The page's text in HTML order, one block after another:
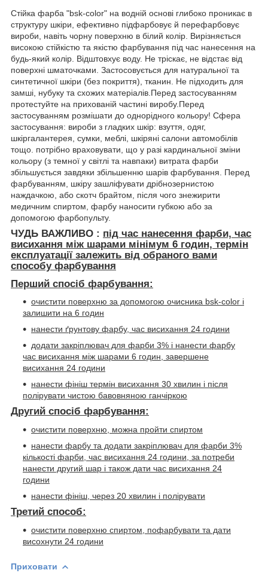
Стійка фарба "bsk-color" на водній основі глибоко проникає в
структуру шкіри, ефективно підфарбовує й перефарбовує
вироби, навіть чорну поверхню в білий колір. Вирізняється
високою стійкістю та якістю фарбування під час нанесення на
будь-який колір. Відштовхує воду. Не тріскає, не відстає від
поверхні шматочками. Застосовується для натуральної та
синтетичної шкіри (без покриття), тканин. Не підходить для
замші, нубуку та схожих матеріалів.Перед застосуванням
протестуйте на прихованій частині виробу.Перед
застосуванням розмішати до однорідного кольору! Сфера
застосування: вироби з гладких шкір: взуття, одяг,
шкіргалантерея, сумки, меблі, шкіряні салони автомобілів
тощо. потрібно враховувати, що у разі кардинальної зміни
кольору (з темної у світлі та навпаки) витрата фарби
збільшується завдяки збільшенню шарів фарбування. Перед
фарбуванням, шкіру зашліфувати дрібнозернистою
наждачкою, або скотч брайтом, після чого знежирити
медичним спиртом, фарбу наносити губкою або за
допомогою фарбопульту.
ЧУДЬ ВАЖЛИВО : під час нанесення фарби, час
висихання між шарами мінімум 6 годин, термін
експлуатації залежить від обраного вами
способу фарбування
Перший спосіб фарбування:
очистити поверхню за допомогою очисника bsk-color і
залишити на 6 годин
нанести ґрунтову фарбу, час висихання 24 години
додати закріплювач для фарби 3% і нанести фарбу
час висихання між шарами 6 годин, завершене
висихання 24 години
нанести фініш термін висихання 30 хвилин і після
полірувати чистою бавовняною ганчіркою
Другий спосіб фарбування:
очистити поверхню, можна пройти спиртом
нанести фарбу та додати закріплювач для фарби 3%
кількості фарби, час висихання 24 години, за потреби
нанести другий шар і також дати час висихання 24
години
нанести фініш, через 20 хвилин і полірувати
Третий способ:
очистити поверхню спиртом, пофарбувати та дати
висохнути 24 години
Приховати